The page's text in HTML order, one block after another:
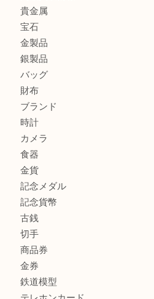
全て
高額買取情報
貴金属
宝石
金製品
銀製品
バッグ